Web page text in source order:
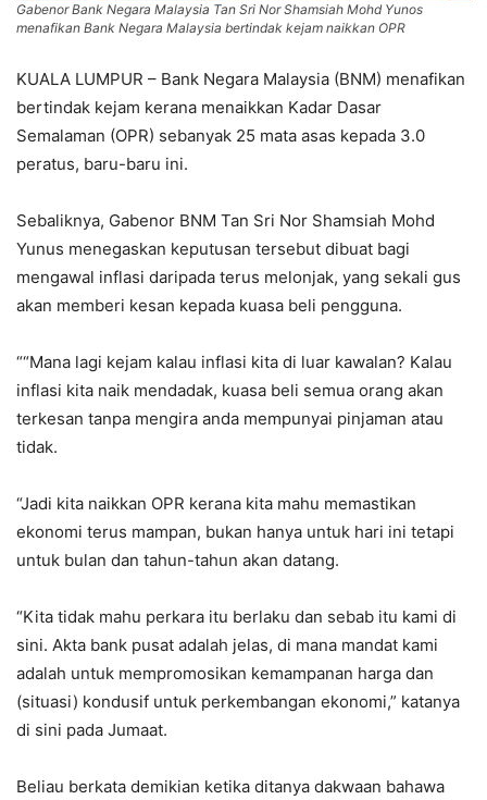
Gabenor Bank Negara Malaysia Tan Sri Nor Shamsiah Mohd Yunos
menafikan Bank Negara Malaysia bertindak kejam naikkan OPR
KUALA LUMPUR – Bank Negara Malaysia (BNM) menafikan
bertindak kejam kerana menaikkan Kadar Dasar
Semalaman (OPR) sebanyak 25 mata asas kepada 3.0
peratus, baru-baru ini.
Sebaliknya, Gabenor BNM Tan Sri Nor Shamsiah Mohd
Yunus menegaskan keputusan tersebut dibuat bagi
mengawal inflasi daripada terus melonjak, yang sekali gus
akan memberi kesan kepada kuasa beli pengguna.
““Mana lagi kejam kalau inflasi kita di luar kawalan? Kalau
inflasi kita naik mendadak, kuasa beli semua orang akan
terkesan tanpa mengira anda mempunyai pinjaman atau
tidak.
“Jadi kita naikkan OPR kerana kita mahu memastikan
ekonomi terus mampan, bukan hanya untuk hari ini tetapi
untuk bulan dan tahun-tahun akan datang.
“Kita tidak mahu perkara itu berlaku dan sebab itu kami di
sini. Akta bank pusat adalah jelas, di mana mandat kami
adalah untuk mempromosikan kemampanan harga dan
(situasi) kondusif untuk perkembangan ekonomi,” katanya
di sini pada Jumaat.
Beliau berkata demikian ketika ditanya dakwaan bahawa